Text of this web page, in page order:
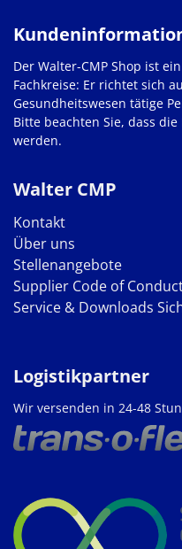
Walter CMP
Kontakt
Über uns
Stellenangebote
Supplier Code of
Service & Downloads
Der Walter-CMP Shop ist
Fachkreise: Er richtet sich
Gesundheitswesen tätige
Bitte beachten Sie, dass
werden.
Logistikpartner
Wir versenden in 24-48